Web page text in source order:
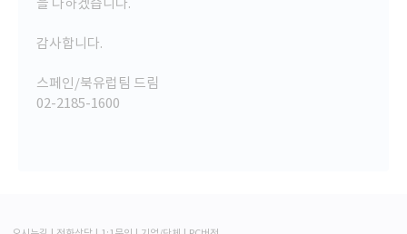
(여행지에 관한 내용을 책자로 만드는 걸 좋아해 미리 만들었는데 4~5일 전 받은 확정 일정표를
해 있었다.
감사합니다.
스페인/북유럽팀 드림
02-2185-1600